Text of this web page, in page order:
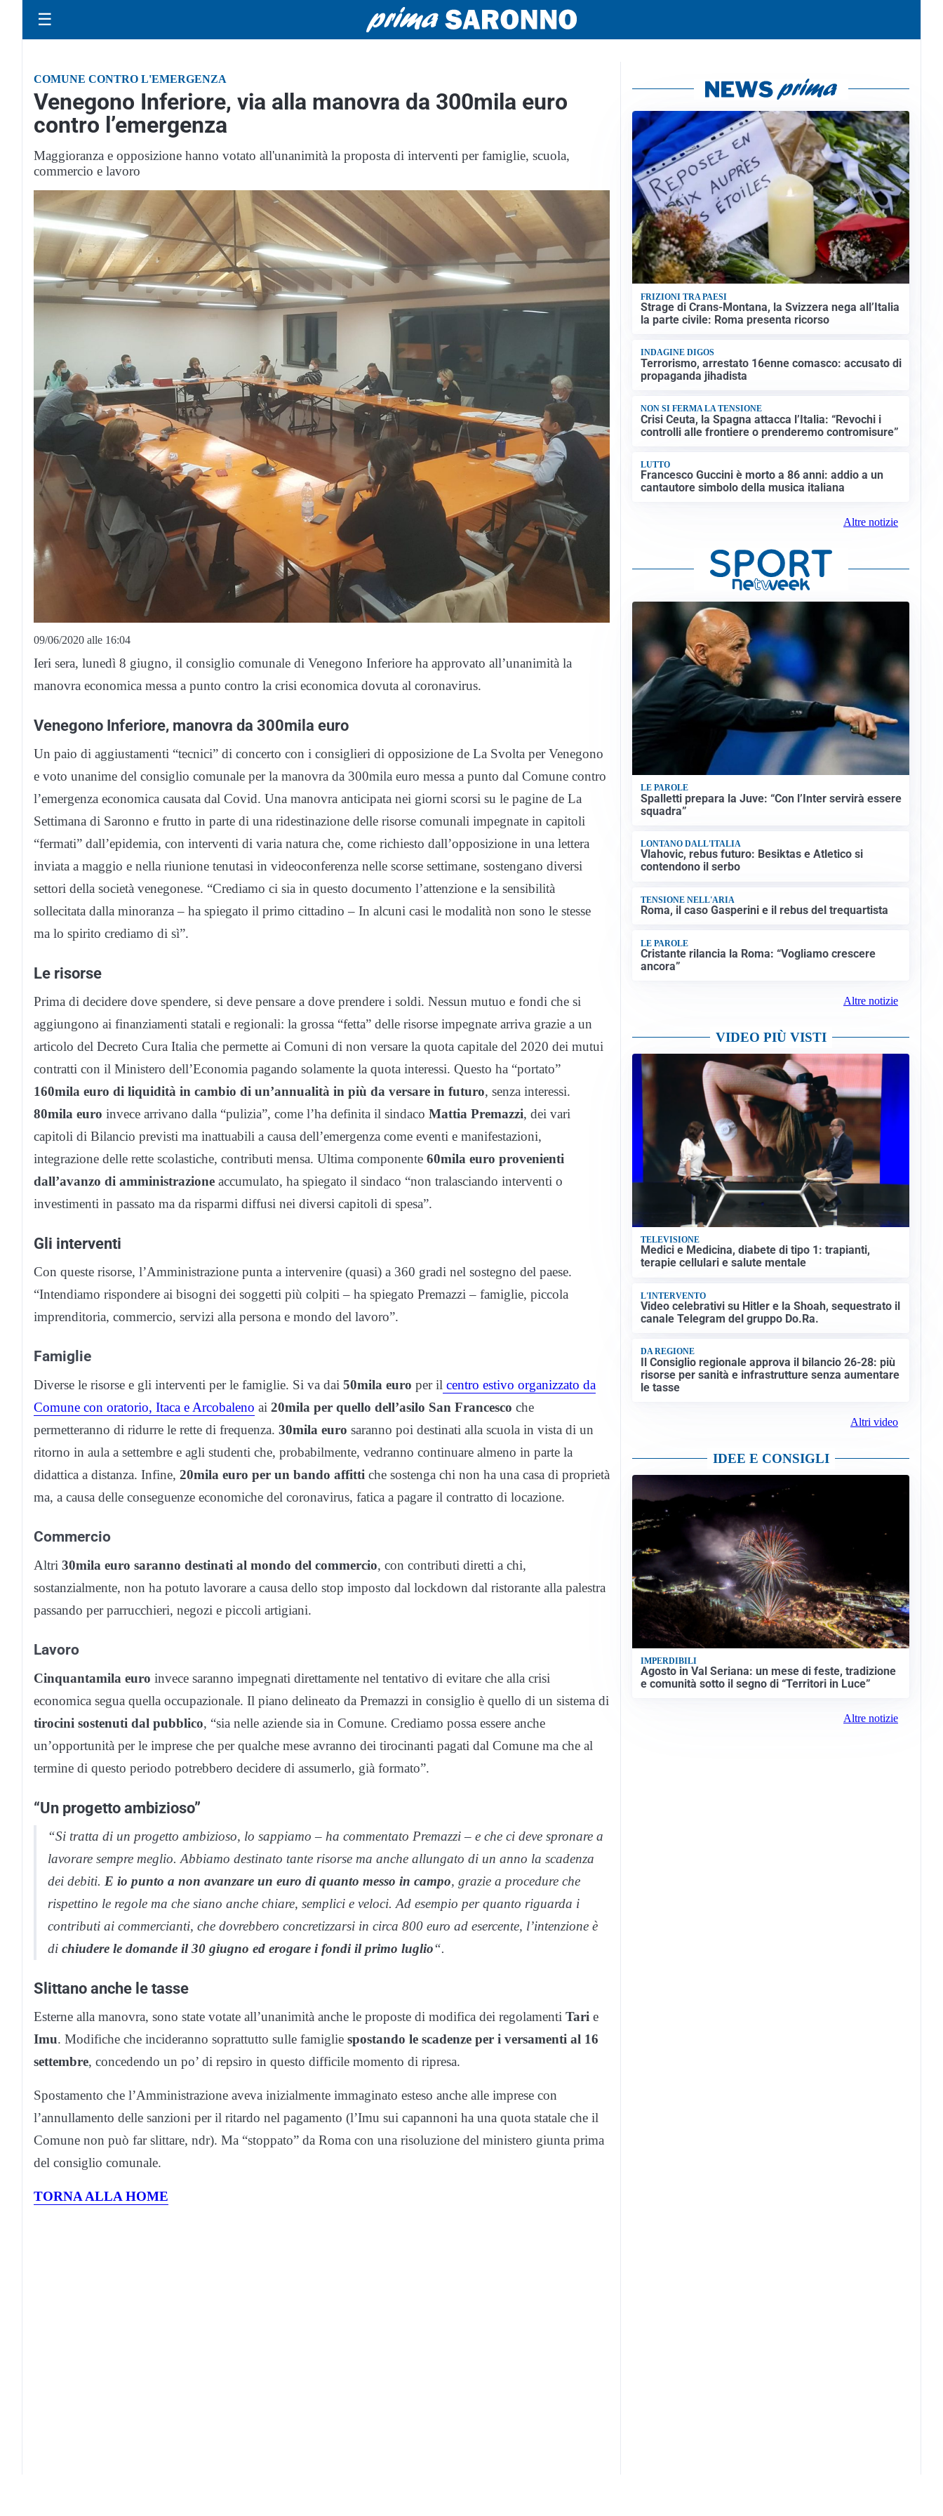
☰
COMUNE CONTRO L'EMERGENZA
Venegono Inferiore, via alla manovra da 300mila euro
contro l’emergenza
Maggioranza e opposizione hanno votato all'unanimità la proposta di interventi per famiglie, scuola,
commercio e lavoro
09/06/2020 alle 16:04
Ieri sera, lunedì 8 giugno, il consiglio comunale di Venegono Inferiore ha approvato all’unanimità la
manovra economica messa a punto contro la crisi economica dovuta al coronavirus.
Venegono Inferiore, manovra da 300mila euro
Un paio di aggiustamenti “tecnici” di concerto con i consiglieri di opposizione de La Svolta per Venegono
e voto unanime del consiglio comunale per la manovra da 300mila euro messa a punto dal Comune contro
l’emergenza economica causata dal Covid. Una manovra anticipata nei giorni scorsi su le pagine de La
Settimana di Saronno e frutto in parte di una ridestinazione delle risorse comunali impegnate in capitoli
“fermati” dall’epidemia, con interventi di varia natura che, come richiesto dall’opposizione in una lettera
inviata a maggio e nella riunione tenutasi in videoconferenza nelle scorse settimane, sostengano diversi
settori della società venegonese. “Crediamo ci sia in questo documento l’attenzione e la sensibilità
sollecitata dalla minoranza – ha spiegato il primo cittadino – In alcuni casi le modalità non sono le stesse
ma lo spirito crediamo di sì”.
Le risorse
Prima di decidere dove spendere, si deve pensare a dove prendere i soldi. Nessun mutuo e fondi che si
aggiungono ai finanziamenti statali e regionali: la grossa “fetta” delle risorse impegnate arriva grazie a un
articolo del Decreto Cura Italia che permette ai Comuni di non versare la quota capitale del 2020 dei mutui
contratti con il Ministero dell’Economia pagando solamente la quota interessi. Questo ha “portato”
160mila euro di liquidità in cambio di un’annualità in più da versare in futuro, senza interessi.
80mila euro invece arrivano dalla “pulizia”, come l’ha definita il sindaco Mattia Premazzi, dei vari
capitoli di Bilancio previsti ma inattuabili a causa dell’emergenza come eventi e manifestazioni,
integrazione delle rette scolastiche, contributi mensa. Ultima componente 60mila euro provenienti
dall’avanzo di amministrazione accumulato, ha spiegato il sindaco “non tralasciando interventi o
investimenti in passato ma da risparmi diffusi nei diversi capitoli di spesa”.
Gli interventi
Con queste risorse, l’Amministrazione punta a intervenire (quasi) a 360 gradi nel sostegno del paese.
“Intendiamo rispondere ai bisogni dei soggetti più colpiti – ha spiegato Premazzi – famiglie, piccola
imprenditoria, commercio, servizi alla persona e mondo del lavoro”.
Famiglie
Diverse le risorse e gli interventi per le famiglie. Si va dai 50mila euro per il centro estivo organizzato da
Comune con oratorio, Itaca e Arcobaleno ai 20mila per quello dell’asilo San Francesco che
permetteranno di ridurre le rette di frequenza. 30mila euro saranno poi destinati alla scuola in vista di un
ritorno in aula a settembre e agli studenti che, probabilmente, vedranno continuare almeno in parte la
didattica a distanza. Infine, 20mila euro per un bando affitti che sostenga chi non ha una casa di proprietà
ma, a causa delle conseguenze economiche del coronavirus, fatica a pagare il contratto di locazione.
Commercio
Altri 30mila euro saranno destinati al mondo del commercio, con contributi diretti a chi,
sostanzialmente, non ha potuto lavorare a causa dello stop imposto dal lockdown dal ristorante alla palestra
passando per parrucchieri, negozi e piccoli artigiani.
Lavoro
Cinquantamila euro invece saranno impegnati direttamente nel tentativo di evitare che alla crisi
economica segua quella occupazionale. Il piano delineato da Premazzi in consiglio è quello di un sistema di
tirocini sostenuti dal pubblico, “sia nelle aziende sia in Comune. Crediamo possa essere anche
un’opportunità per le imprese che per qualche mese avranno dei tirocinanti pagati dal Comune ma che al
termine di questo periodo potrebbero decidere di assumerlo, già formato”.
“Un progetto ambizioso”
“Si tratta di un progetto ambizioso, lo sappiamo – ha commentato Premazzi – e che ci deve spronare a
lavorare sempre meglio. Abbiamo destinato tante risorse ma anche allungato di un anno la scadenza
dei debiti. E io punto a non avanzare un euro di quanto messo in campo, grazie a procedure che
rispettino le regole ma che siano anche chiare, semplici e veloci. Ad esempio per quanto riguarda i
contributi ai commercianti, che dovrebbero concretizzarsi in circa 800 euro ad esercente, l’intenzione è
di chiudere le domande il 30 giugno ed erogare i fondi il primo luglio“.
Slittano anche le tasse
Esterne alla manovra, sono state votate all’unanimità anche le proposte di modifica dei regolamenti Tari e
Imu. Modifiche che incideranno soprattutto sulle famiglie spostando le scadenze per i versamenti al 16
settembre, concedendo un po’ di repsiro in questo difficile momento di ripresa.
Spostamento che l’Amministrazione aveva inizialmente immaginato esteso anche alle imprese con
l’annullamento delle sanzioni per il ritardo nel pagamento (l’Imu sui capannoni ha una quota statale che il
Comune non può far slittare, ndr). Ma “stoppato” da Roma con una risoluzione del ministero giunta prima
del consiglio comunale.
TORNA ALLA HOME
FRIZIONI TRA PAESI
Strage di Crans-Montana, la Svizzera nega all’Italia
la parte civile: Roma presenta ricorso
INDAGINE DIGOS
Terrorismo, arrestato 16enne comasco: accusato di
propaganda jihadista
NON SI FERMA LA TENSIONE
Crisi Ceuta, la Spagna attacca l’Italia: “Revochi i
controlli alle frontiere o prenderemo contromisure”
LUTTO
Francesco Guccini è morto a 86 anni: addio a un
cantautore simbolo della musica italiana
Altre notizie
LE PAROLE
Spalletti prepara la Juve: “Con l’Inter servirà essere
squadra”
LONTANO DALL'ITALIA
Vlahovic, rebus futuro: Besiktas e Atletico si
contendono il serbo
TENSIONE NELL'ARIA
Roma, il caso Gasperini e il rebus del trequartista
LE PAROLE
Cristante rilancia la Roma: “Vogliamo crescere
ancora”
Altre notizie
VIDEO PIÙ VISTI
TELEVISIONE
Medici e Medicina, diabete di tipo 1: trapianti,
terapie cellulari e salute mentale
L'INTERVENTO
Video celebrativi su Hitler e la Shoah, sequestrato il
canale Telegram del gruppo Do.Ra.
DA REGIONE
Il Consiglio regionale approva il bilancio 26-28: più
risorse per sanità e infrastrutture senza aumentare
le tasse
Altri video
IDEE E CONSIGLI
IMPERDIBILI
Agosto in Val Seriana: un mese di feste, tradizione
e comunità sotto il segno di “Territori in Luce”
Altre notizie